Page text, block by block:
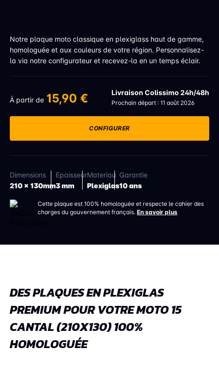
Notre plaque moto classique en plexiglass haut de gamme,
homologuée et aux couleurs de votre région. Personnalisez-
la via notre configurateur et recevez-la en un temps éclair.
À partir de 15,90 € Livraison Colissimo 24h/48h
Prochain départ : 11 août 2026
CONFIGURER
Dimensions
210 x 130mm
Epaisseur
3 mm
Materiau
Plexiglas
Garantie
10 ans
Cette plaque est 100% homologuée et respecte le cahier des
charges du gouvernement français. En savoir plus
DES PLAQUES EN PLEXIGLAS
PREMIUM POUR VOTRE MOTO 15
CANTAL (210X130) 100%
HOMOLOGUÉE